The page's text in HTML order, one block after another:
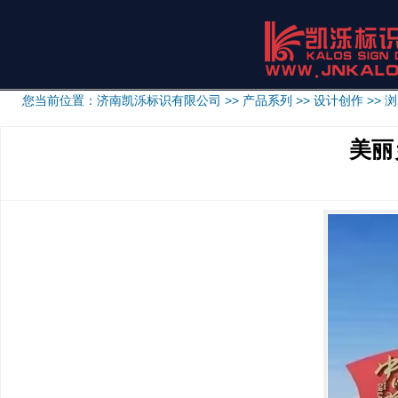
您当前位置： 济南凯泺标识有限公司 >> 产品系列 >> 设计创作 >>
美